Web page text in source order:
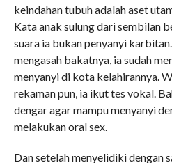
keindahan tubuh adalah aset
Kata anak sulung dari sembilan
suara ia bukan penyanyi
mengasah bakatnya, ia sudah
menyanyi di kota kelahirannya.
rekaman pun, ia ikut tes vokal.
dengar agar mampu menyanyi
melakukan oral sex.
Dan setelah menyelidiki dengan